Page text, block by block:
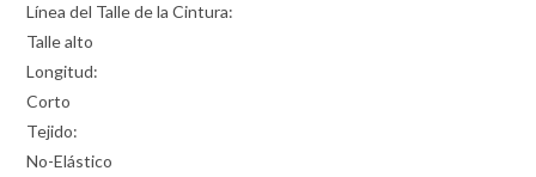
Línea del Talle de la Cintura:
Talle alto
Longitud:
Corto
Tejido:
No-Elástico